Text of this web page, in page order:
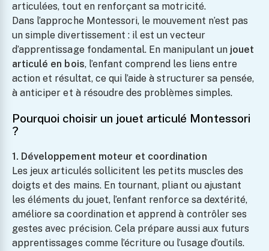
articulées, tout en renforçant sa motricité.
Dans l’approche Montessori, le mouvement n’est pas
un simple divertissement : il est un vecteur
d’apprentissage fondamental. En manipulant un jouet
articulé en bois, l’enfant comprend les liens entre
action et résultat, ce qui l’aide à structurer sa pensée,
à anticiper et à résoudre des problèmes simples.
Pourquoi choisir un jouet articulé Montessori
?
1. Développement moteur et coordination
Les jeux articulés sollicitent les petits muscles des
doigts et des mains. En tournant, pliant ou ajustant
les éléments du jouet, l’enfant renforce sa dextérité,
améliore sa coordination et apprend à contrôler ses
gestes avec précision. Cela prépare aussi aux futurs
apprentissages comme l’écriture ou l’usage d’outils.